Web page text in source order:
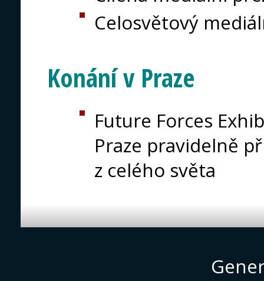
Celosvětový
Konání v Praze
Future Forces
Praze pravidelně
z celého světa